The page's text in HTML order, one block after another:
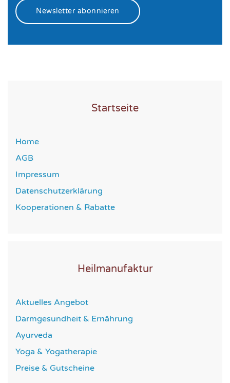
Newsletter abonnieren
Startseite
Home
AGB
Impressum
Datenschutzerklärung
Kooperationen & Rabatte
Heilmanufaktur
Aktuelles Angebot
Darmgesundheit & Ernährung
Ayurveda
Yoga & Yogatherapie
Preise & Gutscheine